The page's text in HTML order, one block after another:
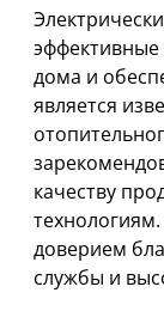
эффективные
дома и
является
качеству
доверием
службы и